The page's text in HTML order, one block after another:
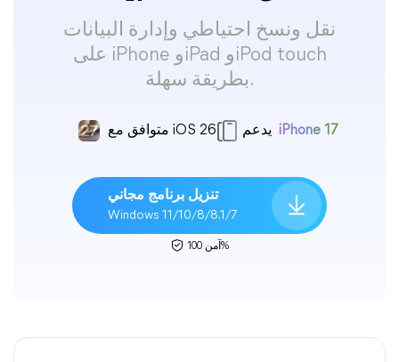
نقل ونسخ احتياطي وإدارة البيانات
على iPhone وiPad وiPod touch
بطريقة سهلة.
متوافق مع iOS 26 iPhone 17
تنزيل برنامج مجاني
Windows 11/10/8/8.1/7
آمن 100%